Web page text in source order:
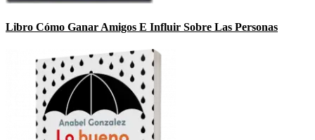
Libro Cómo Ganar Amigos E Influir Sobre Las Personas